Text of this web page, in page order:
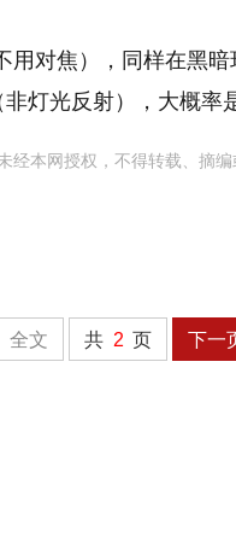
用对焦），同样在黑
灯光反射），大概率
经本网授权，不得转载、摘编
全文 共 2 页 下一